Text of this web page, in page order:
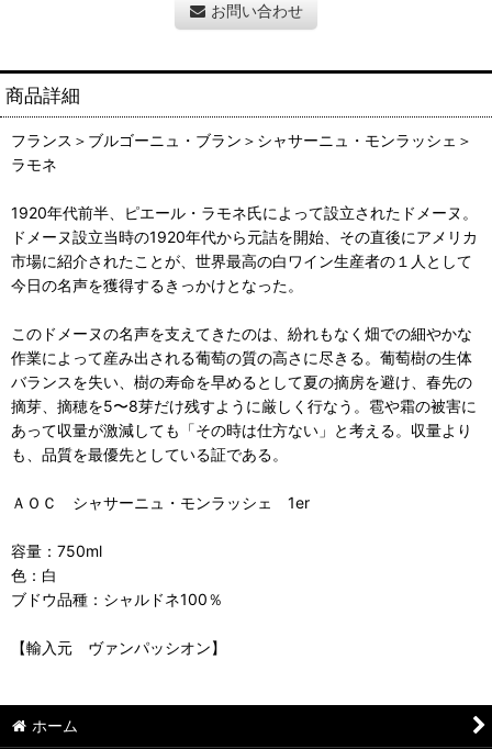
お問い合わせ
商品詳細
フランス＞ブルゴーニュ・ブラン＞シャサーニュ・モンラッシェ＞
ラモネ
1920年代前半、ピエール・ラモネ氏によって設立されたドメーヌ。
ドメーヌ設立当時の1920年代から元詰を開始、その直後にアメリカ
市場に紹介されたことが、世界最高の白ワイン生産者の１人として
今日の名声を獲得するきっかけとなった。
このドメーヌの名声を支えてきたのは、紛れもなく畑での細やかな
作業によって産み出される葡萄の質の高さに尽きる。葡萄樹の生体
バランスを失い、樹の寿命を早めるとして夏の摘房を避け、春先の
摘芽、摘穂を5〜8芽だけ残すように厳しく行なう。雹や霜の被害に
あって収量が激減しても「その時は仕方ない」と考える。収量より
も、品質を最優先としている証である。
ＡＯＣ シャサーニュ・モンラッシェ 1er
容量：750ml
色：白
ブドウ品種：シャルドネ100％
【輸入元 ヴァンパッシオン】
ホーム